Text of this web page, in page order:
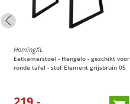
HomingXL
Eetkamerstoel - Hengelo - geschikt voor
ronde tafel - stof Element grijsbruin 05